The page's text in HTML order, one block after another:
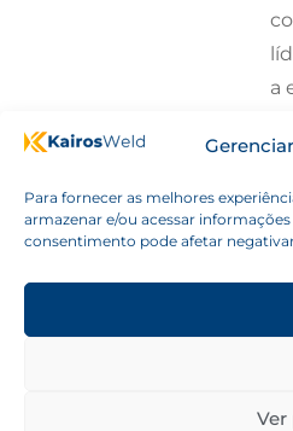
Para fornecer as melhores
armazenar e/ou acessar
consentimento pode afetar
Ver
a